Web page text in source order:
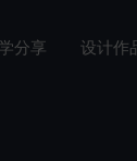
分享 设计作